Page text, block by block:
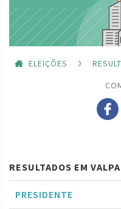
ELEIÇÕES
RESULTADOS EM
PRESIDENTE